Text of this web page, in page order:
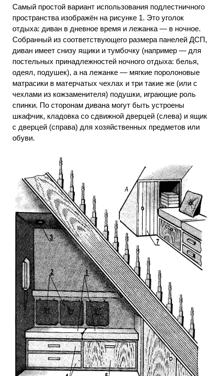
Самый простой вариант использования подлестничного
пространства изображён на рисунке 1. Это уголок
отдыха: диван в дневное время и лежанка — в ночное.
Собранный из соответствующего размера панелей ДСП,
диван имеет снизу ящики и тумбочку (например — для
постельных принадлежностей ночного отдыха: белья,
одеял, подушек), а на лежанке — мягкие поролоновые
матрасики в матерчатых чехлах и три такие же (или с
чехлами из кожзаменителя) подушки, играющие роль
спинки. По сторонам дивана могут быть устроены
шкафчик, кладовка со сдвижной дверцей (слева) и ящик
с дверцей (справа) для хозяйственных предметов или
обуви.